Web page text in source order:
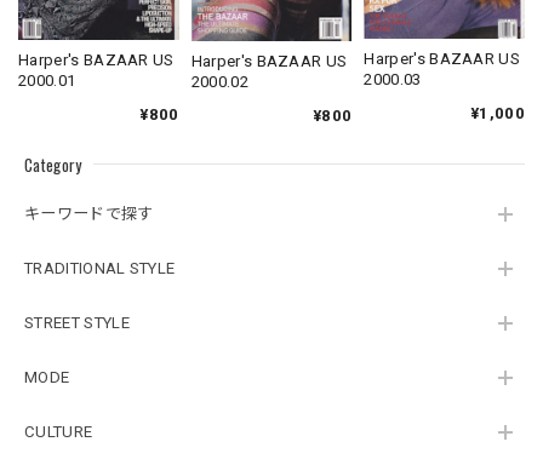
Category
キーワードで探す
TRADITIONAL STYLE
STREET STYLE
MODE
CULTURE
Harper's BAZAAR US
2000.01
¥800
Harper's BAZAAR US
2000.02
¥800
Harper's BAZAAR US
2000.03
¥1,000